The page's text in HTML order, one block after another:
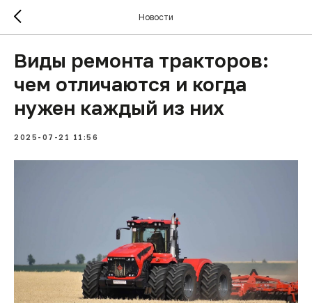
Новости
Виды ремонта тракторов:
чем отличаются и когда
нужен каждый из них
2025-07-21 11:56